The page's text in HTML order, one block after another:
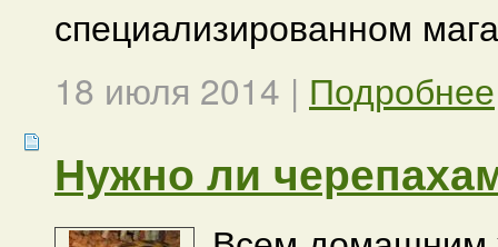
специализированном
18 июля 2014 | Подробнее
Нужно ли